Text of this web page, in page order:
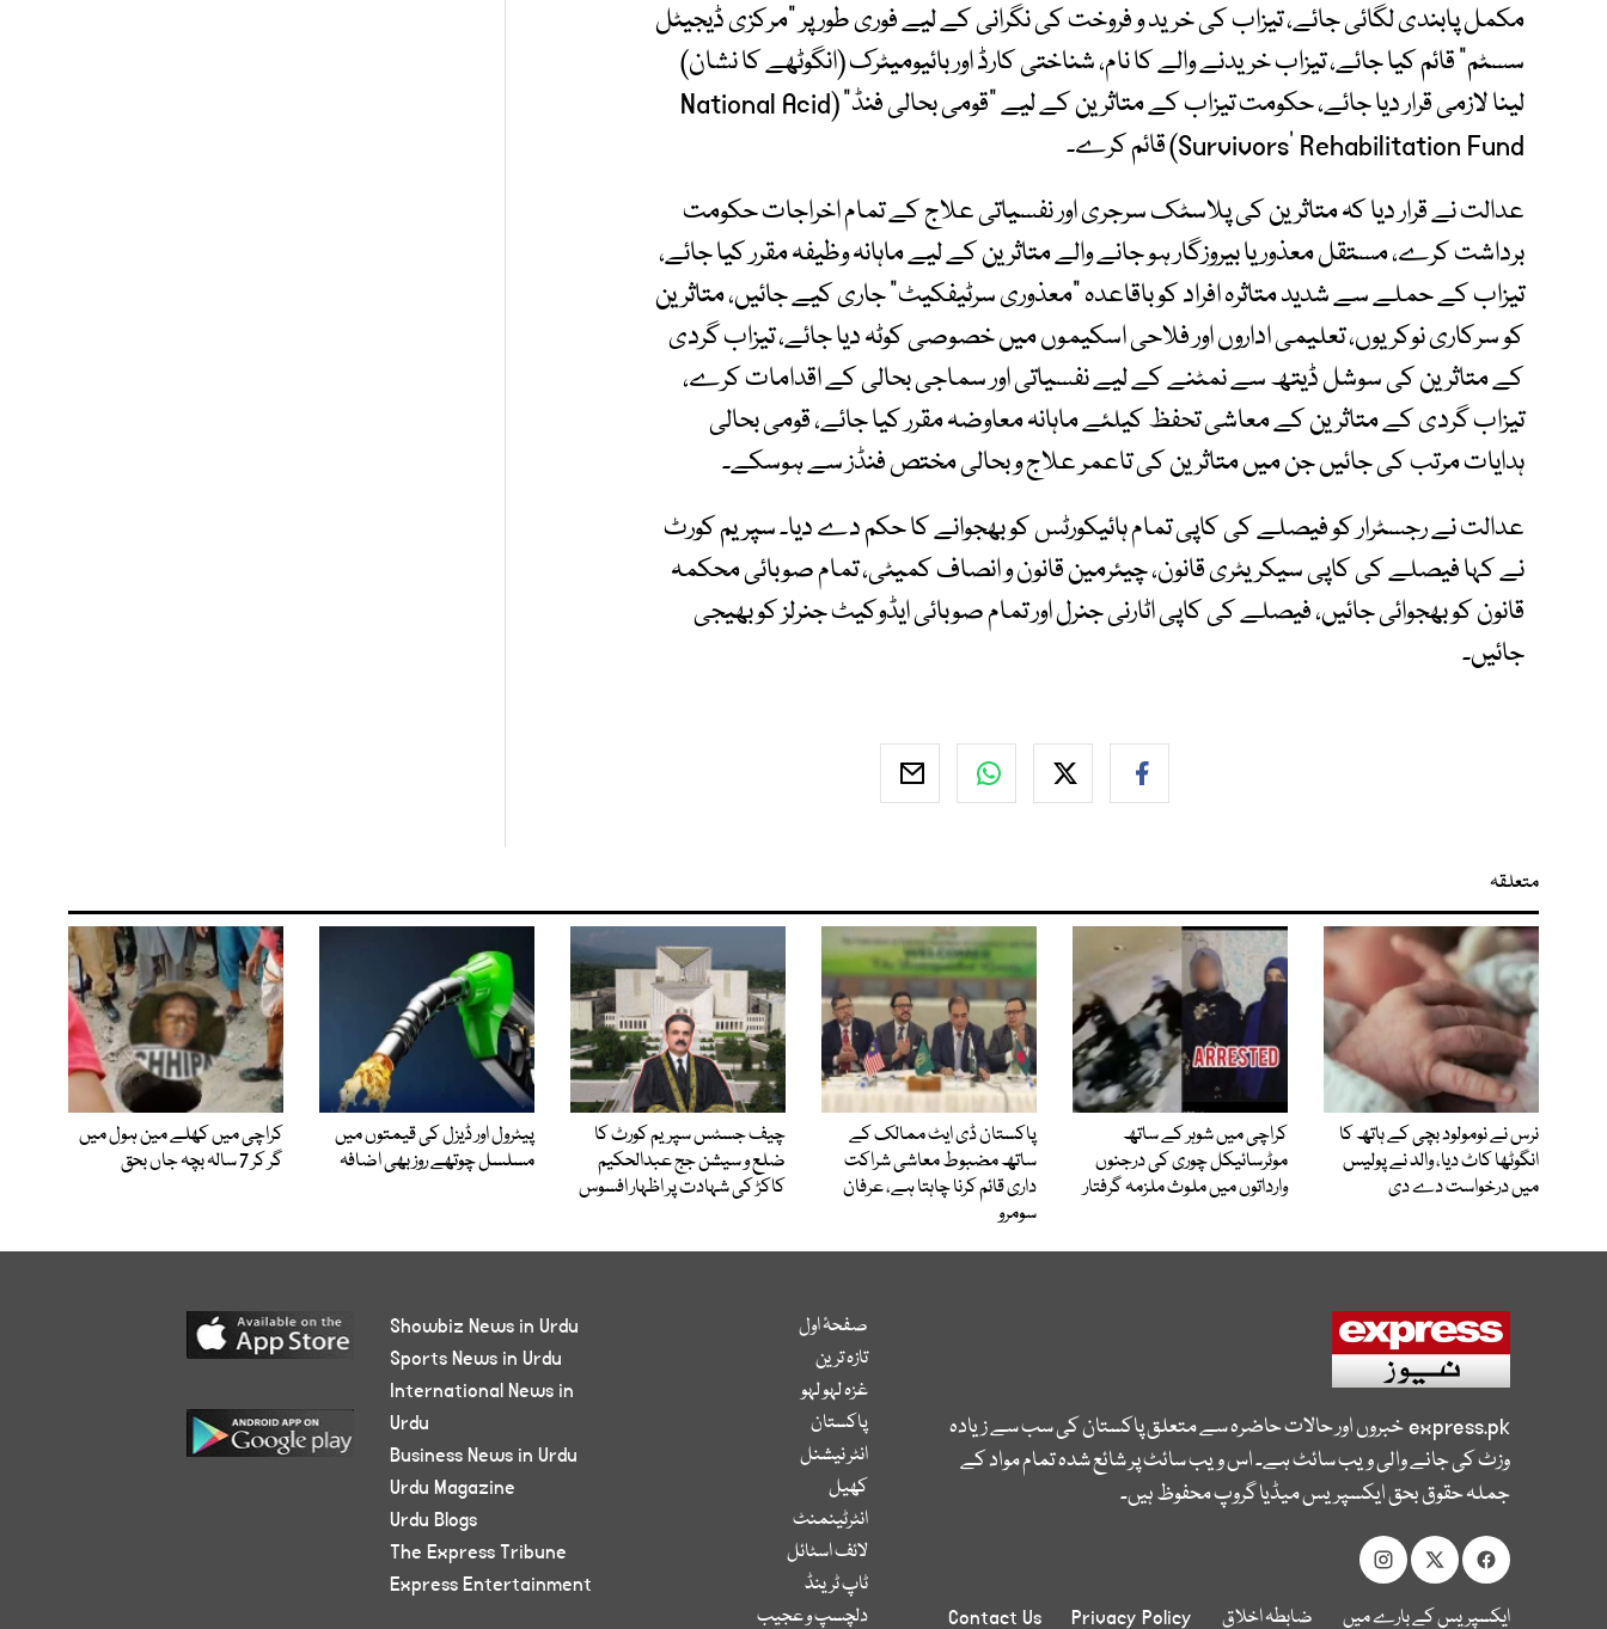
مکمل پابندی لگائی جائے، تیزاب کی خرید و فروخت کی نگرانی کے لیے فوری طور پر "مرکزی ڈیجیٹل
سسٹم" قائم کیا جائے، تیزاب خریدنے والے کا نام، شناختی کارڈ اور بائیومیٹرک (انگوٹھے کا نشان)
لینا لازمی قرار دیا جائے، حکومت تیزاب کے متاثرین کے لیے "قومی بحالی فنڈ" (National Acid
Survivors' Rehabilitation Fund) قائم کرے۔
عدالت نے قرار دیا کہ متاثرین کی پلاسٹک سرجری اور نفسیاتی علاج کے تمام اخراجات حکومت
برداشت کرے، مستقل معذور یا بیروزگار ہو جانے والے متاثرین کے لیے ماہانہ وظیفہ مقرر کیا جائے،
تیزاب کے حملے سے شدید متاثرہ افراد کو باقاعدہ "معذوری سرٹیفکیٹ" جاری کیے جائیں، متاثرین
کو سرکاری نوکریوں، تعلیمی اداروں اور فلاحی اسکیموں میں خصوصی کوٹہ دیا جائے، تیزاب گردی
کے متاثرین کی سوشل ڈیتھ سے نمٹنے کے لیے نفسیاتی اور سماجی بحالی کے اقدامات کرے،
تیزاب گردی کے متاثرین کے معاشی تحفظ کیلئے ماہانہ معاوضہ مقرر کیا جائے، قومی بحالی
ہدایات مرتب کی جائیں جن میں متاثرین کی تاعمر علاج و بحالی مختص فنڈز سے ہوسکے۔
عدالت نے رجسٹرار کو فیصلے کی کاپی تمام ہائیکورٹس کو بھجوانے کا حکم دے دیا۔ سپریم کورٹ
نے کہا فیصلے کی کاپی سیکریٹری قانون، چیئرمین قانون و انصاف کمیٹی، تمام صوبائی محکمہ
قانون کو بھجوائی جائیں، فیصلے کی کاپی اٹارنی جنرل اور تمام صوبائی ایڈوکیٹ جنرلز کو بھیجی
جائیں۔
متعلقہ
نرس نے نومولود بچی کے ہاتھ کا
انگوٹھا کاٹ دیا، والد نے پولیس
میں درخواست دے دی
کراچی میں شوہر کے ساتھ
موٹرسائیکل چوری کی درجنوں
وارداتوں میں ملوث ملزمہ گرفتار
پاکستان ڈی ایٹ ممالک کے
ساتھ مضبوط معاشی شراکت
داری قائم کرنا چاہتا ہے، عرفان
سومرو
چیف جسٹس سپریم کورٹ کا
ضلع و سیشن جج عبدالحکیم
کاکڑ کی شہادت پر اظہار افسوس
پیٹرول اور ڈیزل کی قیمتوں میں
مسلسل چوتھے روز بھی اضافہ
کراچی میں کھلے مین ہول میں
گر کر 7 سالہ بچہ جاں بحق
express.pkخبروں اور حالات حاضرہ سے متعلق پاکستان کی سب سے زیادہ
وزٹ کی جانے والی ویب سائٹ ہے۔ اس ویب سائٹ پر شائع شدہ تمام مواد کے
جملہ حقوق بحق ایکسپریس میڈیا گروپ محفوظ ہیں۔
ایکسپریس کے بارے میں ضابطہ اخلاق Privacy Policy
Contact Us
صفحۂ اول
تازہ ترین
غزہ لہو لہو
پاکستان
انٹر نیشنل
کھیل
انٹرٹینمنٹ
لائف اسٹائل
ٹاپ ٹرینڈ
دلچسپ و عجیب
Showbiz News in Urdu
Sports News in Urdu
International News in
Urdu
Business News in Urdu
Urdu Magazine
Urdu Blogs
The Express Tribune
Express Entertainment